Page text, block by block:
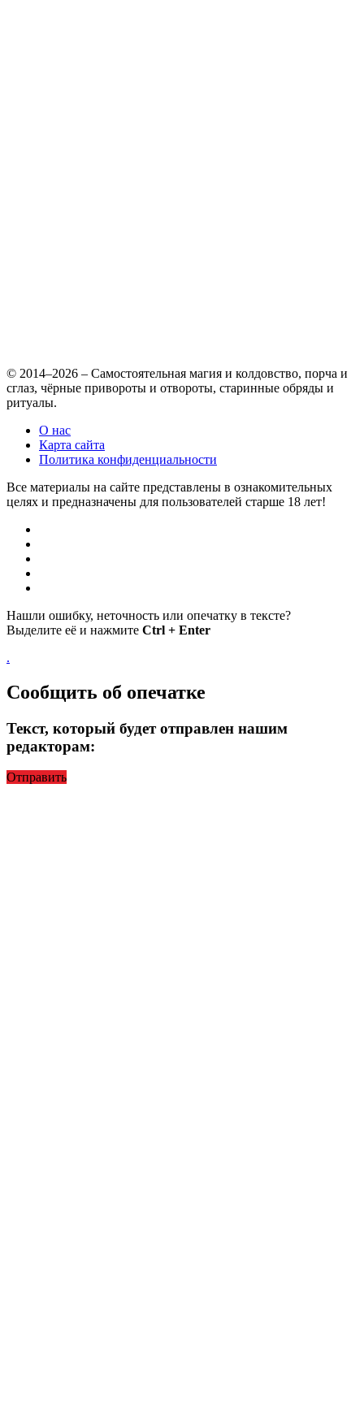
© 2014–2026 – Самостоятельная магия и колдовство, порча и
сглаз, чёрные привороты и отвороты, старинные обряды и
ритуалы.
О нас
Карта сайта
Политика конфиденциальности
Все материалы на сайте представлены в ознакомительных
целях и предназначены для пользователей старше 18 лет!
Нашли ошибку, неточность или опечатку в тексте?
Выделите её и нажмите Ctrl + Enter
.
Сообщить об опечатке
Текст, который будет отправлен нашим
редакторам:
Отправить